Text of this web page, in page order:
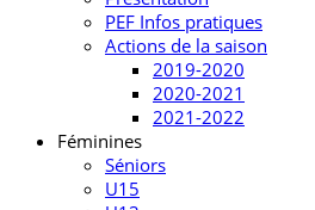
PEF Infos pratiques
Actions de la saison
2019-2020
2020-2021
2021-2022
Féminines
Séniors
U15